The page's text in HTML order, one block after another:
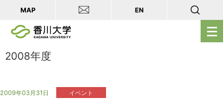
メ
ニ
MAP EN
2008年度
2009年03月31日 イベント